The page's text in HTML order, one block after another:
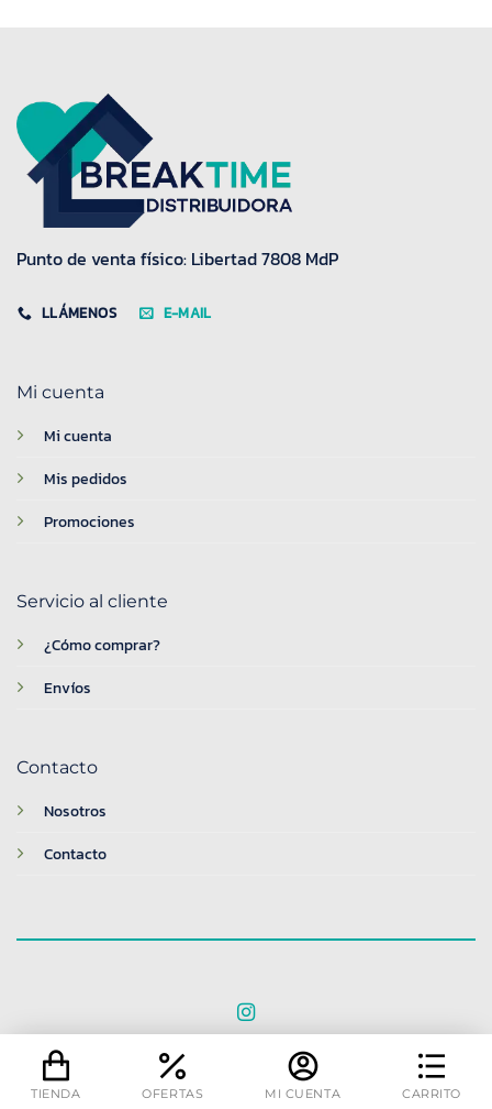
Punto de venta físico: Libertad 7808 MdP
LLÁMENOS E-MAIL
Mi cuenta
Mi cuenta
Mis pedidos
Promociones
Servicio al cliente
¿Cómo comprar?
Envíos
Contacto
Nosotros
Contacto
© 2026 BreakTime
TIENDA OFERTAS MI CUENTA CARRITO